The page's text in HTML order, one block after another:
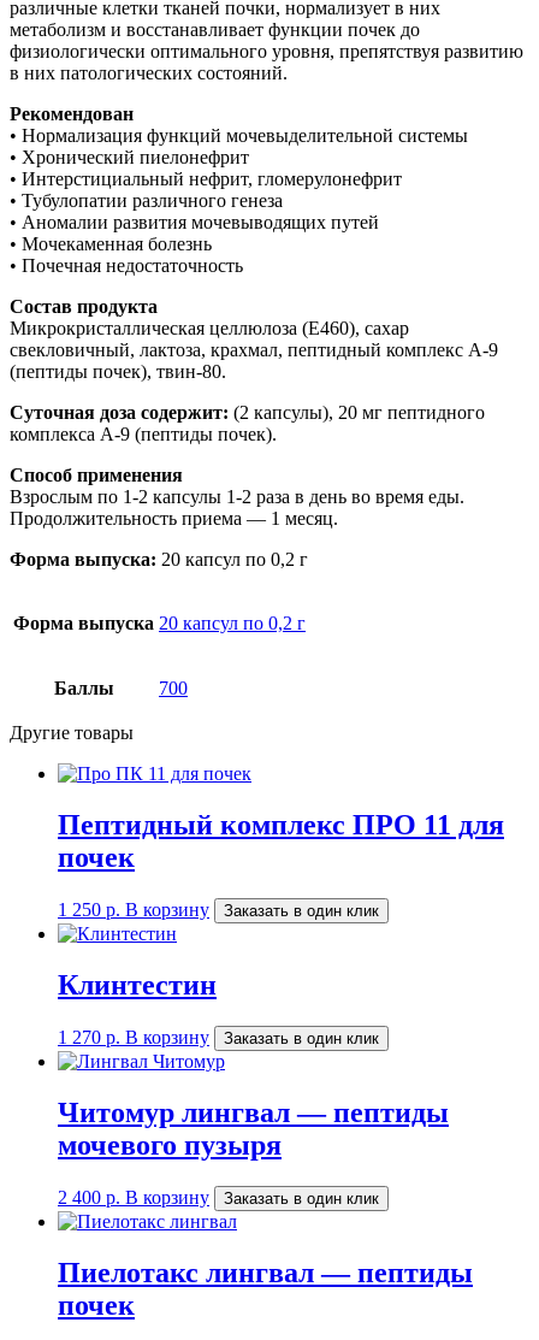
различные клетки тканей почки, нормализует в них
метаболизм и восстанавливает функции почек до
физиологически оптимального уровня, препятствуя развитию
в них патологических состояний.
Рекомендован
• Нормализация функций мочевыделительной системы
• Хронический пиелонефрит
• Интерстициальный нефрит, гломерулонефрит
• Тубулопатии различного генеза
• Аномалии развития мочевыводящих путей
• Мочекаменная болезнь
• Почечная недостаточность
Состав продукта
Микрокристаллическая целлюлоза (Е460), сахар
свекловичный, лактоза, крахмал, пептидный комплекс А-9
(пептиды почек), твин-80.
Суточная доза содержит: (2 капсулы), 20 мг пептидного
комплекса А-9 (пептиды почек).
Способ применения
Взрослым по 1-2 капсулы 1-2 раза в день во время еды.
Продолжительность приема — 1 месяц.
Форма выпуска: 20 капсул по 0,2 г
Форма выпуска 20 капсул по 0,2 г
Баллы 700
Другие товары
Пептидный комплекс ПРО 11 для
почек
1 250 р. В корзину Заказать в один клик
Клинтестин
1 270 р. В корзину Заказать в один клик
Читомур лингвал — пептиды
мочевого пузыря
2 400 р. В корзину Заказать в один клик
Пиелотакс лингвал — пептиды
почек